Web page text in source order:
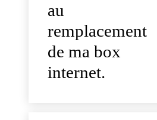
au
remplacement
de ma box
internet.